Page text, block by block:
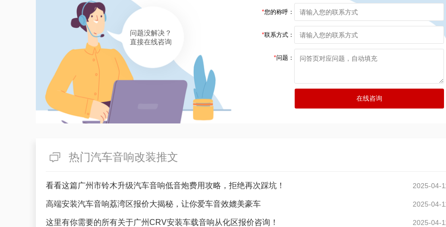
问题没解决？
直接在线咨询
*您的称呼：
*联系方式：
*问题：
热门汽车音响改装推文
看看这篇广州市铃木升级汽车音响低音炮费用攻略，拒绝再次踩坑！ 2025-04-
高端安装汽车音响荔湾区报价大揭秘，让你爱车音效媲美豪车 2025-04-
这里有你需要的所有关于广州CRV安装车载音响从化区报价咨询！ 2025-04-